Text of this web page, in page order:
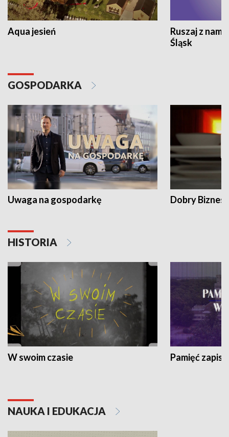
Aqua jesień
Ruszaj z
Śląsk
GOSPODARKA
Uwaga na gospodarkę Dobry Biznes
HISTORIA
W swoim czasie Pamięć
NAUKA I EDUKACJA